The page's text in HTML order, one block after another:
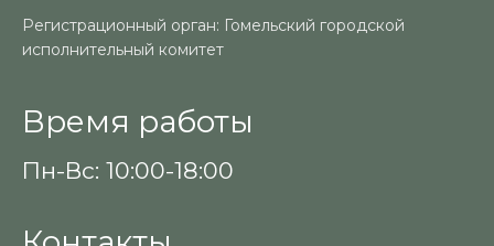
Регистрационный орган: Гомельский городской
исполнительный комитет
Время работы
Пн-Вс: 10:00-18:00